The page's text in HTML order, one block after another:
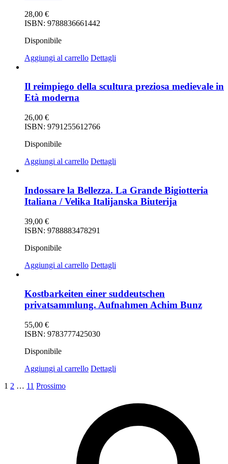
28,00 €
ISBN: 9788836661442
Disponibile
Aggiungi al carrello Dettagli
Il reimpiego della scultura preziosa medievale in
Età moderna
26,00 €
ISBN: 9791255612766
Disponibile
Aggiungi al carrello Dettagli
Indossare la Bellezza. La Grande Bigiotteria
Italiana / Velika Italijanska Biuterija
39,00 €
ISBN: 9788883478291
Disponibile
Aggiungi al carrello Dettagli
Kostbarkeiten einer suddeutschen
privatsammlung. Aufnahmen Achim Bunz
55,00 €
ISBN: 9783777425030
Disponibile
Aggiungi al carrello Dettagli
1 2 … 11 Prossimo